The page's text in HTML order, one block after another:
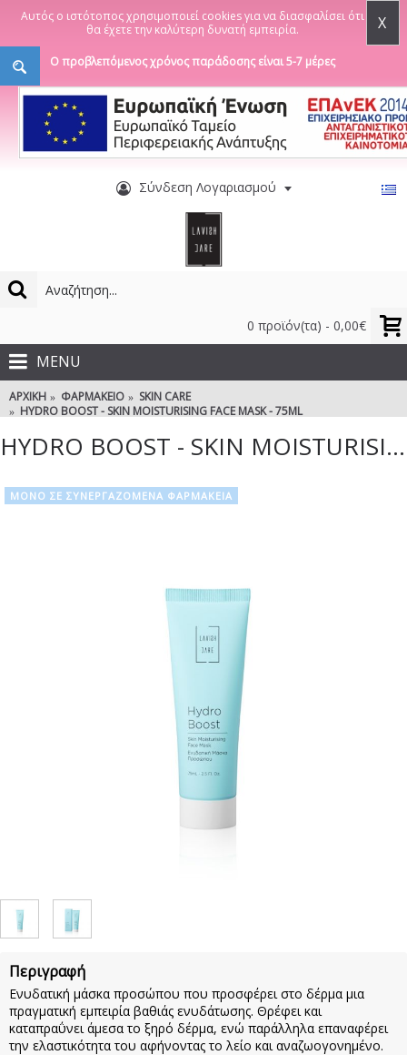
Αυτός ο ιστότοπος χρησιμοποιεί cookies για να διασφαλίσει ότι
θα έχετε την καλύτερη δυνατή εμπειρία.
X
Ο προβλεπόμενος χρόνος παράδοσης είναι 5-7 μέρες
Σύνδεση Λογαριασμού
0 προϊόν(τα) - 0,00€
MENU
ΑΡΧΙΚΉ ΦΑΡΜΑΚΕΊΟ
SKIN CARE
HYDRO BOOST - SKIN MOISTURISING FACE MASK - 75ML
HYDRO BOOST - SKIN MOISTURISING FACE MASK - 75ML
ΜΟΝΟ ΣΕ ΣΥΝΕΡΓΑΖΟΜΕΝΑ ΦΑΡΜΑΚΕΙΑ
Περιγραφή
Ενυδατική μάσκα προσώπου που προσφέρει στο δέρμα μια
πραγματική εμπειρία βαθιάς ενυδάτωσης. Θρέφει και
καταπραΰνει άμεσα το ξηρό δέρμα, ενώ παράλληλα επαναφέρει
την ελαστικότητα του αφήνοντας το λείο και αναζωογονημένο.